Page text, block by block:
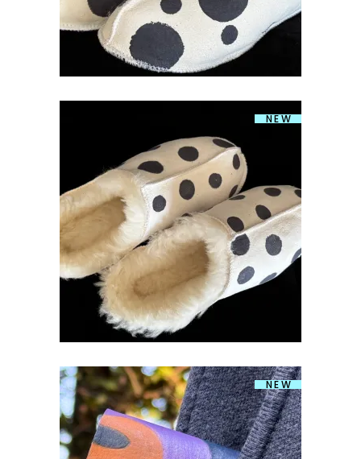
NEW
LAMBANAHAST SUSSID MUMMULINE
40-41
€49.00
NEW
RAHA/KAARDITASKU OVAALID